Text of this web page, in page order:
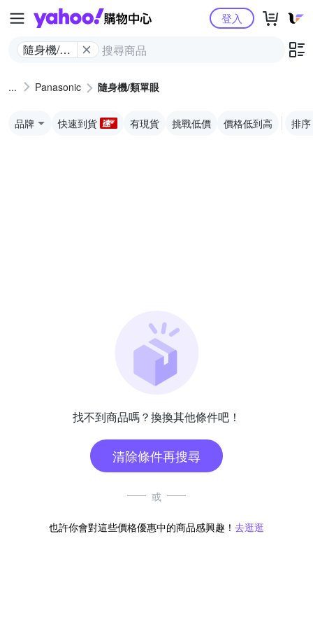
Yahoo購物中心
隨身機/類
登入
Panasonic 隨身機/類單眼
品牌 快速到貨 有現貨 挑戰低價 價格低到高 排序
找不到商品嗎？換換其他條件吧！
清除條件再搜尋
或
也許你會對這些價格優惠中的商品感興趣！ 去逛逛